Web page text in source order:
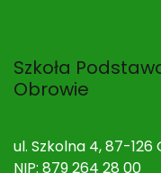
Szkoła
Obrowie
ul. Szkolna 4, 87-
NIP: 879 264 28 00